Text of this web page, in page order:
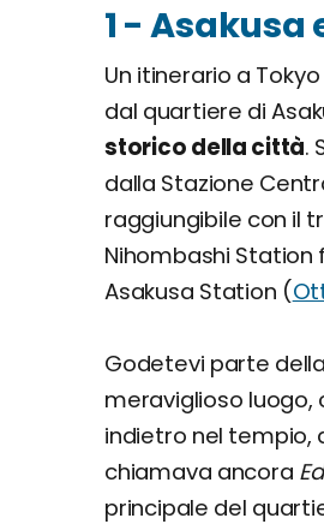
1 - Asakusa
Un itinerario a
dal quartiere di
storico della città.
dalla Stazione
raggiungibile con il
Nihombashi Station
Asakusa Station (
Godetevi parte
meraviglioso luogo,
indietro nel tempio,
chiamava ancora
principale del